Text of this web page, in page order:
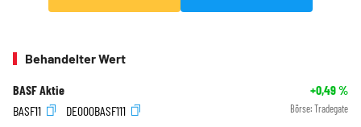
Behandelter Wert
BASF Aktie +0,49%
BASF11
DE000BASF111 Börse: Tradegate